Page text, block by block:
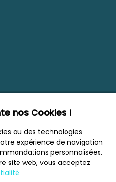
nos Cookies !
ou des technologies
expérience de navigation
personnalisées.
site web, vous acceptez